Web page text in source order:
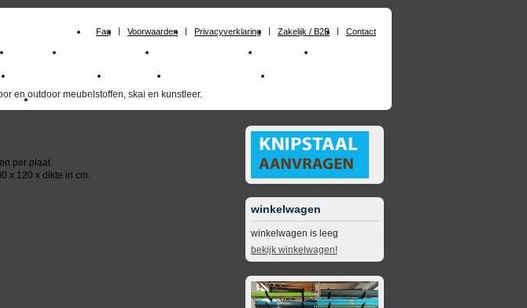
Faq Voorwaarden Privacyverklaring Zakelijk / B2B Contact
en outdoor meubelstoffen, skai en kunstleer.
Kunstleer Schuimrubberplaten Schuimrubber op maat Materialen
skai kunstleer kopen outdoorstof skai_kunstleer outdoor
indoor duurzaam
per plaat.
x 120 x dikte in cm.
winkelwagen
winkelwagen is leeg
bekijk winkelwagen!